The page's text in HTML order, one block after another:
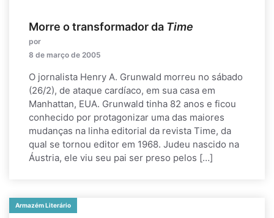
Morre o transformador da Time
por
8 de março de 2005
O jornalista Henry A. Grunwald morreu no sábado
(26/2), de ataque cardíaco, em sua casa em
Manhattan, EUA. Grunwald tinha 82 anos e ficou
conhecido por protagonizar uma das maiores
mudanças na linha editorial da revista Time, da
qual se tornou editor em 1968. Judeu nascido na
Áustria, ele viu seu pai ser preso pelos […]
Armazém Literário